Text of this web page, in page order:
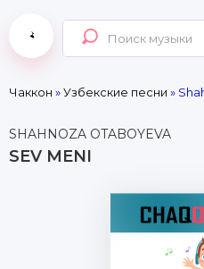
Чаккон »Узбекские песни »
SHAHNOZA OTABOYEVA
SEV MENI